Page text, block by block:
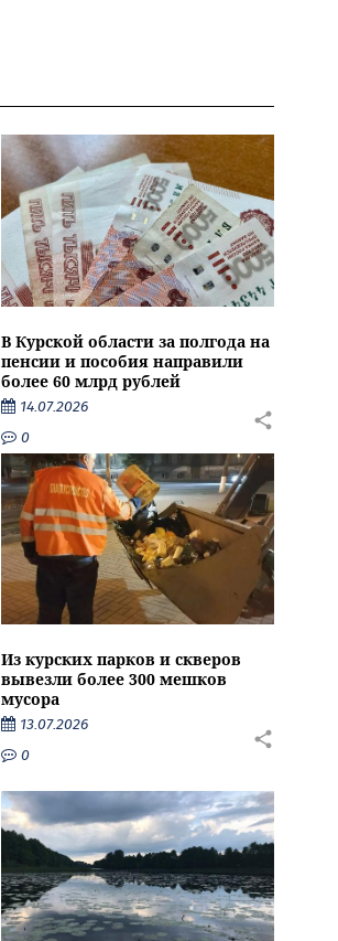
В Курской области за полгода на
пенсии и пособия направили
более 60 млрд рублей
14.07.2026
0
Из курских парков и скверов
вывезли более 300 мешков
мусора
13.07.2026
0